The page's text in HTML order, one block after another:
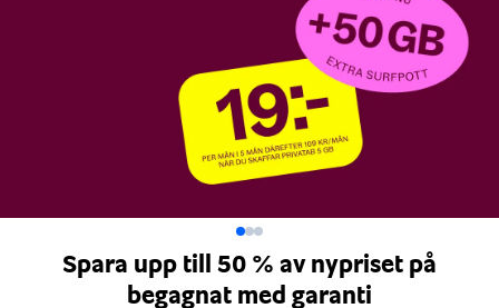
Spara upp till 50 % av nypriset på
begagnat med garanti